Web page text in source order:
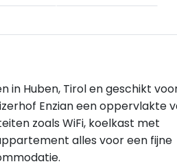
in Huben, Tirol en geschikt
Enzian een oppervlakte
zoals WiFi, koelkast met
alles voor een fijne